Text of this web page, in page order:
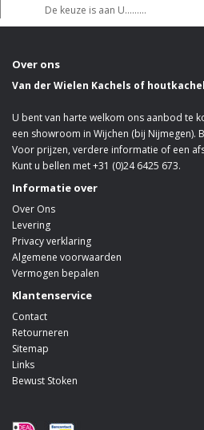
De keuze is aan U………
Over ons
Van der Wielen Kachels of
U bent van harte welkom ons aanbod te
een showroom in Wijchen (bij Nijmegen).
Voor prijzen, verdere informatie of een
Kunt u bellen met +31 (0)24 6425 673.
Informatie over
Over Ons
Levering
Privacy verklaring
Algemene voorwaarden
Vermogen bepalen
Klantenservice
Contact
Retourneren
Sitemap
Links
Bewust Stoken